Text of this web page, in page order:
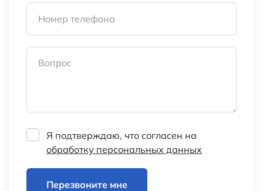
Номер телефона
Вопрос
Я подтверждаю, что согласен на
обработку персональных данных
Перезвоните мне